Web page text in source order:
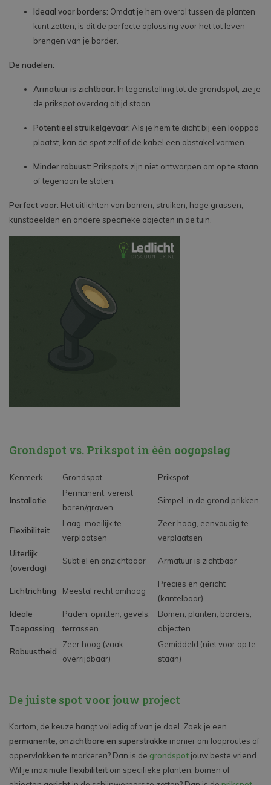
Ideaal voor borders: Omdat je hem overal tussen de planten
kunt zetten, is dit de perfecte oplossing voor het tot leven
brengen van je border.
De nadelen:
Armatuur is zichtbaar: In tegenstelling tot de grondspot, zie je
de prikspot overdag altijd staan.
Potentieel struikelgevaar: Als je hem te dicht bij een looppad
plaatst, kan de spot zelf of de kabel een obstakel vormen.
Minder robuust: Prikspots zijn niet ontworpen om op te staan
of tegenaan te stoten.
Perfect voor: Het uitlichten van bomen, struiken, hoge grassen,
kunstbeelden en andere specifieke objecten in de tuin.
Grondspot vs. Prikspot in één oogopslag
Kenmerk Grondspot Prikspot
Installatie
Permanent, vereist
boren/graven
Simpel, in de grond prikken
Flexibiliteit
Laag, moeilijk te
verplaatsen
Zeer hoog, eenvoudig te
verplaatsen
Uiterlijk
(overdag)
Subtiel en onzichtbaar Armatuur is zichtbaar
Lichtrichting Meestal recht omhoog
Precies en gericht
(kantelbaar)
Ideale
Toepassing
Paden, opritten, gevels,
terrassen
Bomen, planten, borders,
objecten
Robuustheid
Zeer hoog (vaak
overrijdbaar)
Gemiddeld (niet voor op te
staan)
De juiste spot voor jouw project
Kortom, de keuze hangt volledig af van je doel. Zoek je een
permanente, onzichtbare en superstrakke manier om looproutes of
oppervlakken te markeren? Dan is de grondspot jouw beste vriend.
Wil je maximale flexibiliteit om specifieke planten, bomen of